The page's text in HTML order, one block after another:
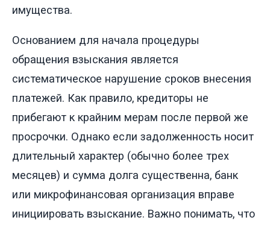
имущества.
Основанием для начала процедуры
обращения взыскания является
систематическое нарушение сроков внесения
платежей. Как правило, кредиторы не
прибегают к крайним мерам после первой же
просрочки. Однако если задолженность носит
длительный характер (обычно более трех
месяцев) и сумма долга существенна, банк
или микрофинансовая организация вправе
инициировать взыскание. Важно понимать, что